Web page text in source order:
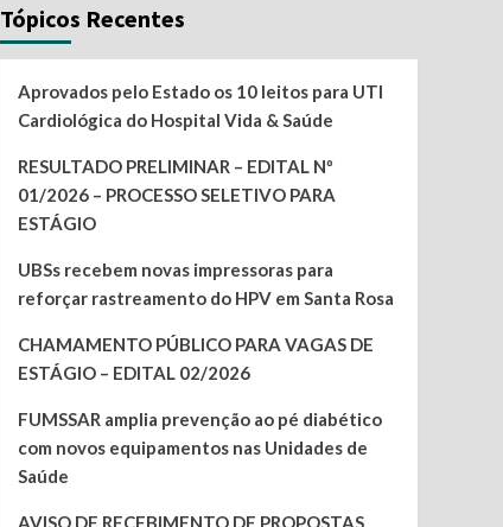
Tópicos Recentes
Aprovados pelo Estado os 10 leitos para UTI
Cardiológica do Hospital Vida & Saúde
RESULTADO PRELIMINAR – EDITAL Nº
01/2026 – PROCESSO SELETIVO PARA
ESTÁGIO
UBSs recebem novas impressoras para
reforçar rastreamento do HPV em Santa Rosa
CHAMAMENTO PÚBLICO PARA VAGAS DE
ESTÁGIO – EDITAL 02/2026
FUMSSAR amplia prevenção ao pé diabético
com novos equipamentos nas Unidades de
Saúde
AVISO DE RECEBIMENTO DE PROPOSTAS